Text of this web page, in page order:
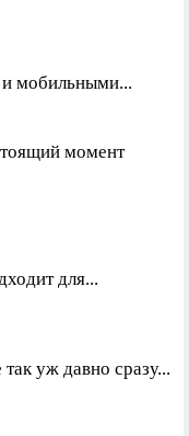
мобильными...
момент
для...
уж давно сразу...